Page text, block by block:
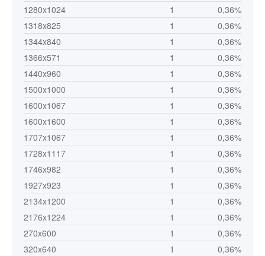
1280x1024
1
0,36%
1318x825
1
0,36%
1344x840
1
0,36%
1366x571
1
0,36%
1440x960
1
0,36%
1500x1000
1
0,36%
1600x1067
1
0,36%
1600x1600
1
0,36%
1707x1067
1
0,36%
1728x1117
1
0,36%
1746x982
1
0,36%
1927x923
1
0,36%
2134x1200
1
0,36%
2176x1224
1
0,36%
270x600
1
0,36%
320x640
1
0,36%